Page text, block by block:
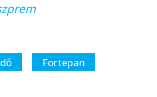
Fortepan